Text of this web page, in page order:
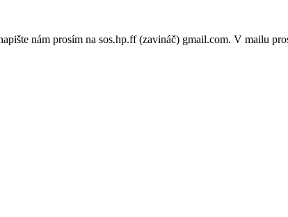
nám prosím na sos.hp.ff (zavináč) gmail.com. V mailu